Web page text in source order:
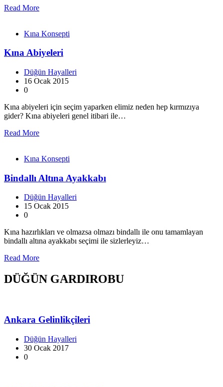
Read More
Kına Konsepti
Kına Abiyeleri
Düğün Hayalleri
16 Ocak 2015
0
Kına abiyeleri için seçim yaparken elimiz neden hep kırmızıya
gider? Kına abiyeleri genel itibari ile…
Read More
Kına Konsepti
Bindallı Altına Ayakkabı
Düğün Hayalleri
15 Ocak 2015
0
Kına hazırlıkları ve olmazsa olmazı bindallı ile onu tamamlayan
bindallı altına ayakkabı seçimi ile sizlerleyiz…
Read More
DÜĞÜN GARDIROBU
Ankara Gelinlikçileri
Düğün Hayalleri
30 Ocak 2017
0